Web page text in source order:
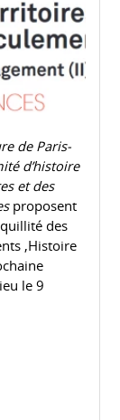
de Paris-
d’histoire
et des
proposent
des
,Histoire
le 9